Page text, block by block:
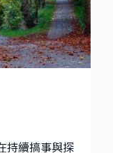
at Ogilvy
持續搞事與探